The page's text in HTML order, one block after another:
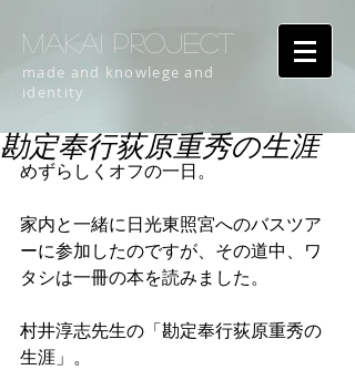
MAKAI PROJECT
made and knowlege and
identity
勘定奉行荻原重秀の生涯
めずらしくオフの一日。
家内と一緒に日光東照宮へのバスツア
ーに参加したのですが、その道中、ワ
タシは一冊の本を読みました。
村井淳志先生の「勘定奉行荻原重秀の
生涯」。